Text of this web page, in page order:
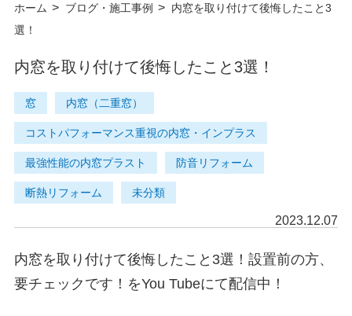
ホーム > ブログ・施工事例 > 内窓を取り付けて後悔したこと3
選！
内窓を取り付けて後悔したこと3選！
窓 内窓（二重窓）
コストパフォーマンス重視の内窓・インプラス
最強性能の内窓プラスト 防音リフォーム
断熱リフォーム 未分類
2023.12.07
内窓を取り付けて後悔したこと3選！設置前の方、
要チェックです！をYou Tubeにて配信中！